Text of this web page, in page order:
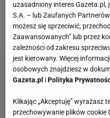
z grą z orzełkiem na
mistrzostwach świata w
uzasadniony interes Gazeta.pl,
S.A. – lub Zaufanych
możesz się sprzeciwić,
Zaawansowanych” lub przez
zależności od zakresu
jest kierowany. Więcej
osobowych znajdziesz w
Gazeta.pl iPolityka
Klikając „Akceptuję” wyrażasz
przechowywanie plików cookie